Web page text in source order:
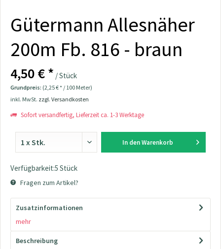
Gütermann Allesnäher
200m Fb. 816 - braun
4,50 € * / Stück
Grundpreis: (2,25 € * / 100 Meter)
inkl. MwSt. zzgl. Versandkosten
Sofort versandfertig, Lieferzeit ca. 1-3 Werktage
In den Warenkorb
Verfügbarkeit:5 Stück
Fragen zum Artikel?
Zusatzinformationen
mehr
Beschreibung